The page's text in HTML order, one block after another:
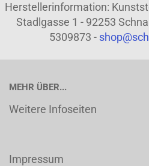
Herstellerinformation:
Stadlgasse 1 - 92253
5309873 -
MEHR ÜBER...
Weitere Infoseiten
Impressum